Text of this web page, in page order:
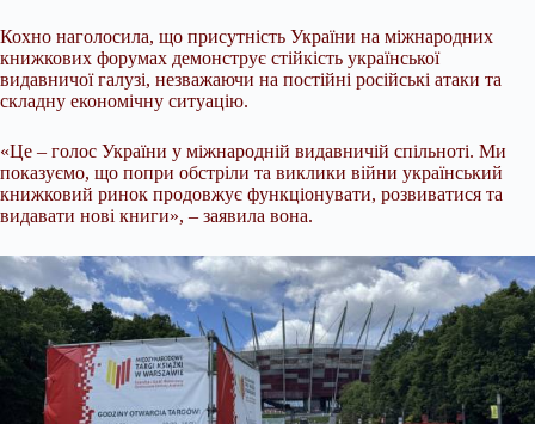
Кохно наголосила, що присутність України на міжнародних
книжкових форумах демонструє стійкість української
видавничої галузі, незважаючи на постійні російські атаки та
складну економічну ситуацію.
«Це – голос України у міжнародній видавничій спільноті. Ми
показуємо, що попри обстріли та виклики війни український
книжковий ринок продовжує функціонувати, розвиватися та
видавати нові книги», – заявила вона.